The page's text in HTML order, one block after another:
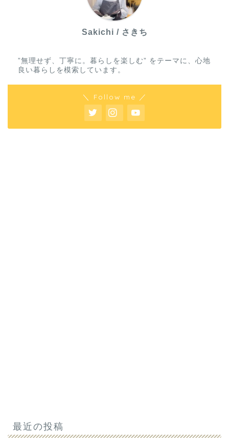
Sakichi / さきち
”無理せず、丁寧に。暮らしを楽しむ” をテーマに、心地
良い暮らしを模索しています。
＼ Follow me ／
最近の投稿